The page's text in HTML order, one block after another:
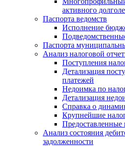
активного
Паспорта ведомств
Исполнение
Паспорта
Анализ налоговой
Поступления
Детализация
платежей
Недоимка по
Детализация
Справка о
Крупнейшие
Предоставленные
Анализ состояния
задолженности